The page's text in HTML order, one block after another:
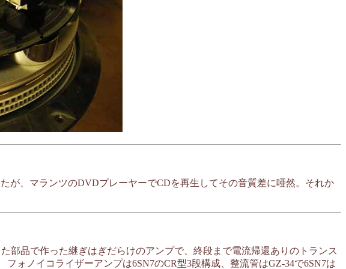
が、マランツのDVDプレーヤーでCDを再生してその音質差に唖然。それか
部品で作った継ぎはぎだらけのアンプで、終段まで電流帰還ありのトランス
ォノイコライザーアンプは6SN7のCR型3段構成、整流管はGZ-34で6SN7は